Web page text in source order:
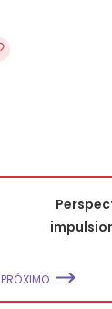
PRÓXIMO